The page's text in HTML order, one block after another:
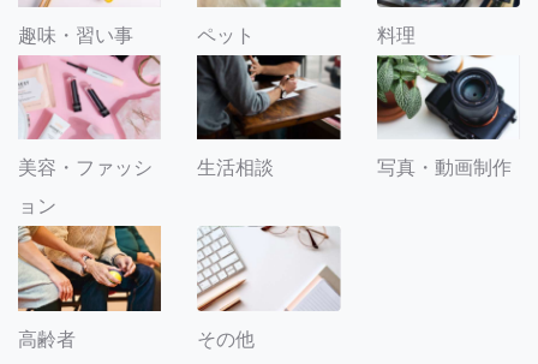
趣味・習い事 ペット 料理
美容・ファッシ
ョン
生活相談 写真・動画制作
高齢者 その他